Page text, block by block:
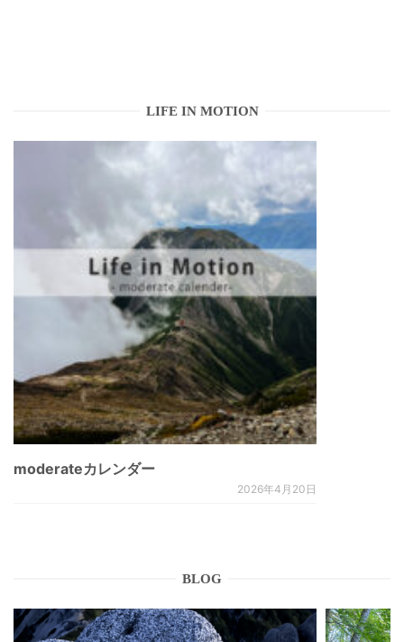
LIFE IN MOTION
moderateカレンダー
2026年4月20日
BLOG